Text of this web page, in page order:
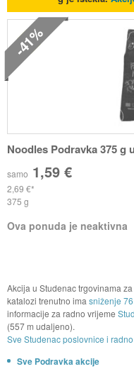
-41%
Noodles Podravka 375 g
samo 1,59 €
2,69 €
375 g
Ova ponuda je neaktivna
Akcija u Studenac trgovinama
katalozi trenutno ima sniženje
informacije za radno vrijeme
(557 m udaljeno).
Sve Studenac poslovnice i
Sve Podravka akcije